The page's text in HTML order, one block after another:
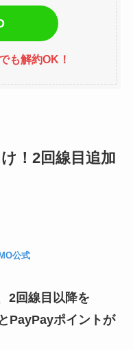
も解約OK！
！2回線目追加
公式
2回線目以降を
PayPayポイントが